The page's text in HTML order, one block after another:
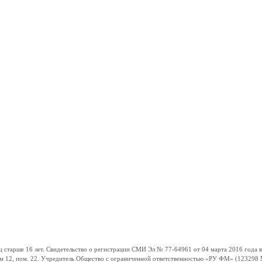
16 лет. Свидетельство о регистрации СМИ Эл № 77-64961 от 04 марта 2016 года
пом. 22. Учредитель Общество с ограниченной ответственностью «РУ ФМ»